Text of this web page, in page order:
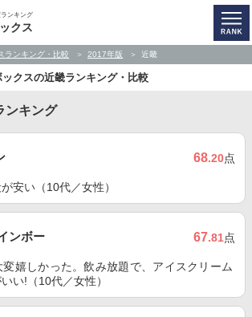
ンキング
クス
ランキング・比較 2017年版 近畿
ックスの近畿ランキング・比較
ンキング
68.20点
安い（10代／女性）
ンボー 67.81点
嬉しかった。飲み放題で、アイスクリーム
い!（10代／女性）